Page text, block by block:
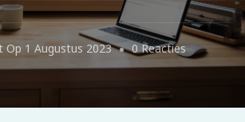
Op 1 Augustus 2023 0 ReactiesOp
Jouw